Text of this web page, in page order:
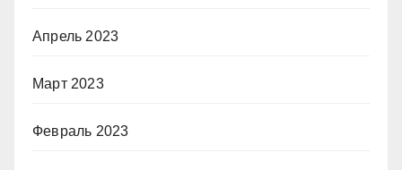
Апрель 2023
Март 2023
Февраль 2023